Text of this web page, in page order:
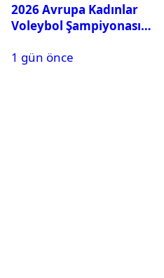
2026 Avrupa Kadınlar
Voleybol Şampiyonası
1 gün önce